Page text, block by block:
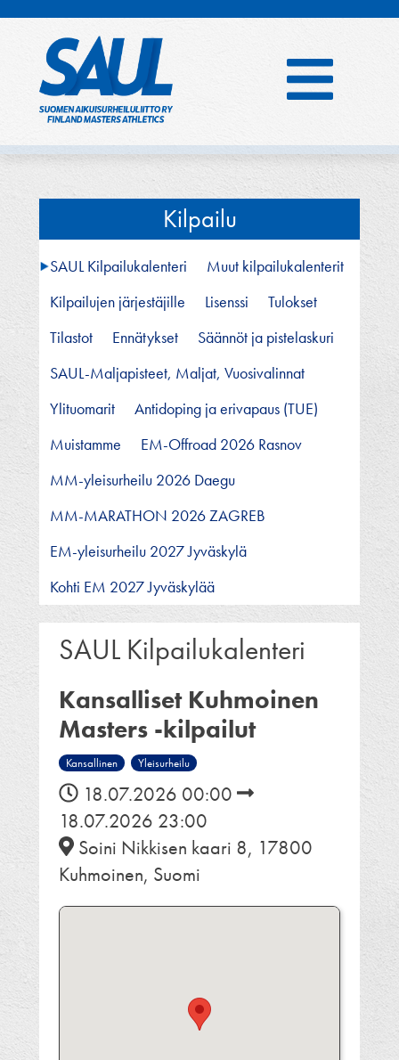
Kilpailu
SAUL Kilpailukalenteri
Muut kilpailukalenterit
Kilpailujen järjestäjille
Lisenssi
Tulokset
Tilastot
Ennätykset
Säännöt ja pistelaskuri
SAUL-Maljapisteet, Maljat, Vuosivalinnat
Ylituomarit
Antidoping ja erivapaus (TUE)
Muistamme
EM-Offroad 2026 Rasnov
MM-yleisurheilu 2026 Daegu
MM-MARATHON 2026 ZAGREB
EM-yleisurheilu 2027 Jyväskylä
Kohti EM 2027 Jyväskylää
SAUL Kilpailukalenteri
Kansalliset Kuhmoinen
Masters -kilpailut
Kansallinen Yleisurheilu
18.07.2026 00:00
18.07.2026 23:00
Soini Nikkisen kaari 8, 17800
Kuhmoinen, Suomi